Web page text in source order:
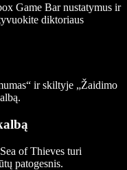
Game Bar nustatymus ir
diktoriaus
ir skiltyje „Žaidimo
of Thieves turi
patogesnis.